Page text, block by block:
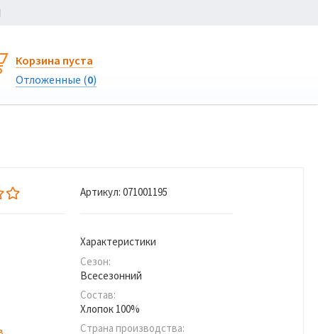
Корзина пуста
Отложенные (0)
Артикул: 071001195
Характеристики
Сезон:
Всесезонний
Состав:
Хлопок 100%
Страна производства: